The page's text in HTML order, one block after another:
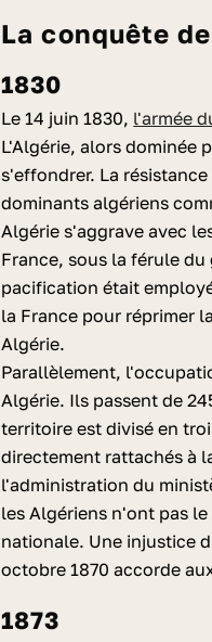
La conquête
1830
Le 14 juin 1830, l'armée
L'Algérie, alors dominée
s'effondrer. La
dominants algériens
Algérie s'aggrave avec
France, sous la férule
pacification était
la France pour réprimer
Algérie.
Parallèlement,
Algérie. Ils passent de
territoire est divisé en
directement rattachés à
l'administration du
les Algériens n'ont pas
nationale. Une injustice
octobre 1870 accorde
1873